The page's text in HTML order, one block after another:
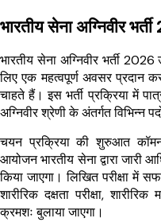
भारतीय सेना अग्निवीर
भारतीय सेना अग्निवीर भर्ती
लिए एक महत्वपूर्ण अवसर प्रदान
चाहते हैं। इस भर्ती प्रक्रिया में
अग्निवीर श्रेणी के अंतर्गत विभिन्न
चयन प्रक्रिया की शुरुआत
आयोजन भारतीय सेना द्वारा
किया जाएगा। लिखित परीक्षा में
शारीरिक दक्षता परीक्षा,
क्रमशः बुलाया जाएगा।